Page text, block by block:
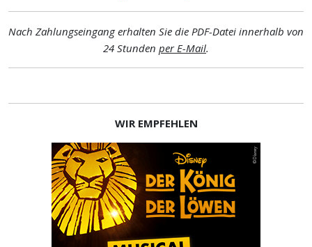
Nach Zahlungseingang erhalten Sie die PDF-Datei innerhalb von
24 Stunden per E-Mail.
WIR EMPFEHLEN